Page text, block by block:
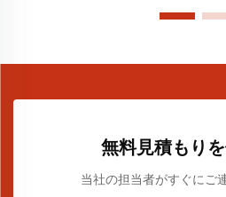
無料見積もり
当社の担当者がすぐにご